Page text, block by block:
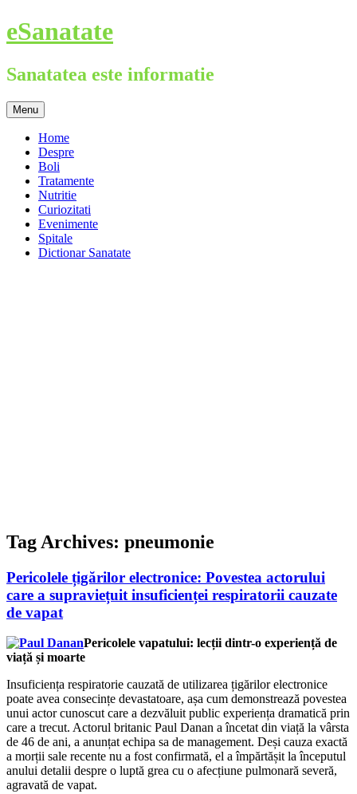
Skip
to
eSanatate
Sanatatea este informatie
Menu
Home
Despre
Boli
Tratamente
Nutritie
Curiozitati
Evenimente
Spitale
Dictionar Sanatate
Tag Archives: pneumonie
Pericolele țigărilor electronice: Povestea actorului
care a supraviețuit insuficienței respiratorii cauzate
de vapat
Pericolele vapatului: lecții dintr-o experiență de
viață și moarte
Insuficiența respiratorie cauzată de utilizarea țigărilor electronice
poate avea consecințe devastatoare, așa cum demonstrează povestea
unui actor cunoscut care a dezvăluit public experiența dramatică prin
care a trecut. Actorul britanic Paul Danan a încetat din viață la vârsta
de 46 de ani, a anunțat echipa sa de management. Deși cauza exactă
a morții sale recente nu a fost confirmată, el a împărtășit la începutul
anului detalii despre o luptă grea cu o afecțiune pulmonară severă,
agravată de vapat.